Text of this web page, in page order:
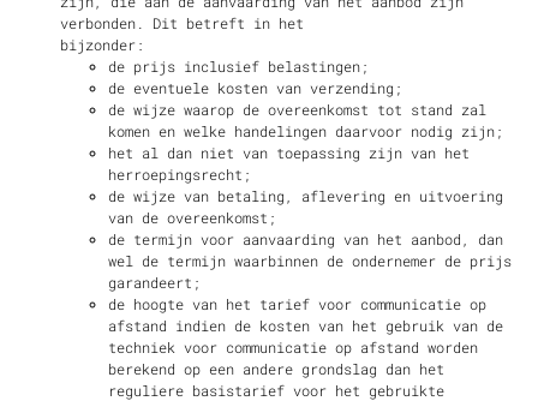
verbonden. Dit betreft in het
bijzonder:
de prijs inclusief belastingen;
de eventuele kosten van verzending;
de wijze waarop de overeenkomst tot stand zal
komen en welke handelingen daarvoor nodig zijn;
het al dan niet van toepassing zijn van het
herroepingsrecht;
de wijze van betaling, aflevering en uitvoering
van de overeenkomst;
de termijn voor aanvaarding van het aanbod, dan
wel de termijn waarbinnen de ondernemer de prijs
garandeert;
de hoogte van het tarief voor communicatie op
afstand indien de kosten van het gebruik van de
techniek voor communicatie op afstand worden
berekend op een andere grondslag dan het
reguliere basistarief voor het gebruikte